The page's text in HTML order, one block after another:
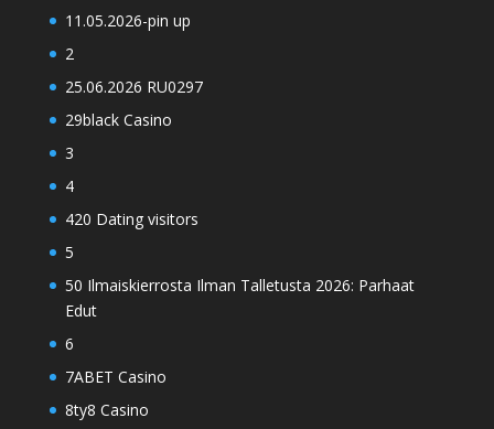
11.05.2026-pin up
2
25.06.2026 RU0297
29black Casino
3
4
420 Dating visitors
5
50 Ilmaiskierrosta Ilman Talletusta 2026: Parhaat
Edut
6
7ABET Casino
8ty8 Casino